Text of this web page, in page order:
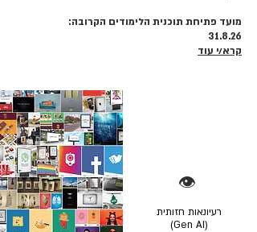
מועד פתיחת תוכנית הלימודים הקרובה:
31.8.26
קרא/י עוד
👁️
רעיונאות חזותית
(Gen AI)